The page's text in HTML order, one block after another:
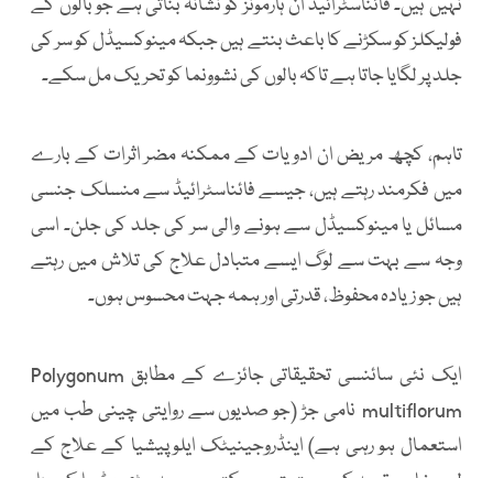
نہیں ہیں۔ فائناسٹرائیڈ اُن ہارمونز کو نشانہ بناتی ہے جو بالوں کے
فولیکلز کو سکڑنے کا باعث بنتے ہیں جبکہ مینوکسیڈل کو سر کی
جلد پر لگایا جاتا ہے تاکہ بالوں کی نشوونما کو تحریک مل سکے۔
تاہم، کچھ مریض ان ادویات کے ممکنہ مضر اثرات کے بارے
میں فکرمند رہتے ہیں، جیسے فائناسٹرائیڈ سے منسلک جنسی
مسائل یا مینوکسیڈل سے ہونے والی سر کی جلد کی جلن۔ اسی
وجہ سے بہت سے لوگ ایسے متبادل علاج کی تلاش میں رہتے
ہیں جو زیادہ محفوظ، قدرتی اور ہمہ جہت محسوس ہوں۔
ایک نئی سائنسی تحقیقاتی جائزے کے مطابق Polygonum
multiflorum نامی جڑ (جو صدیوں سے روایتی چینی طب میں
استعمال ہو رہی ہے) اینڈروجینیٹک ایلوپیشیا کے علاج کے